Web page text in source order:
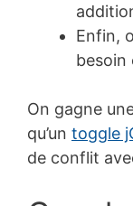
Enfin,
besoin
On gagne
qu’un toggle
de conflit